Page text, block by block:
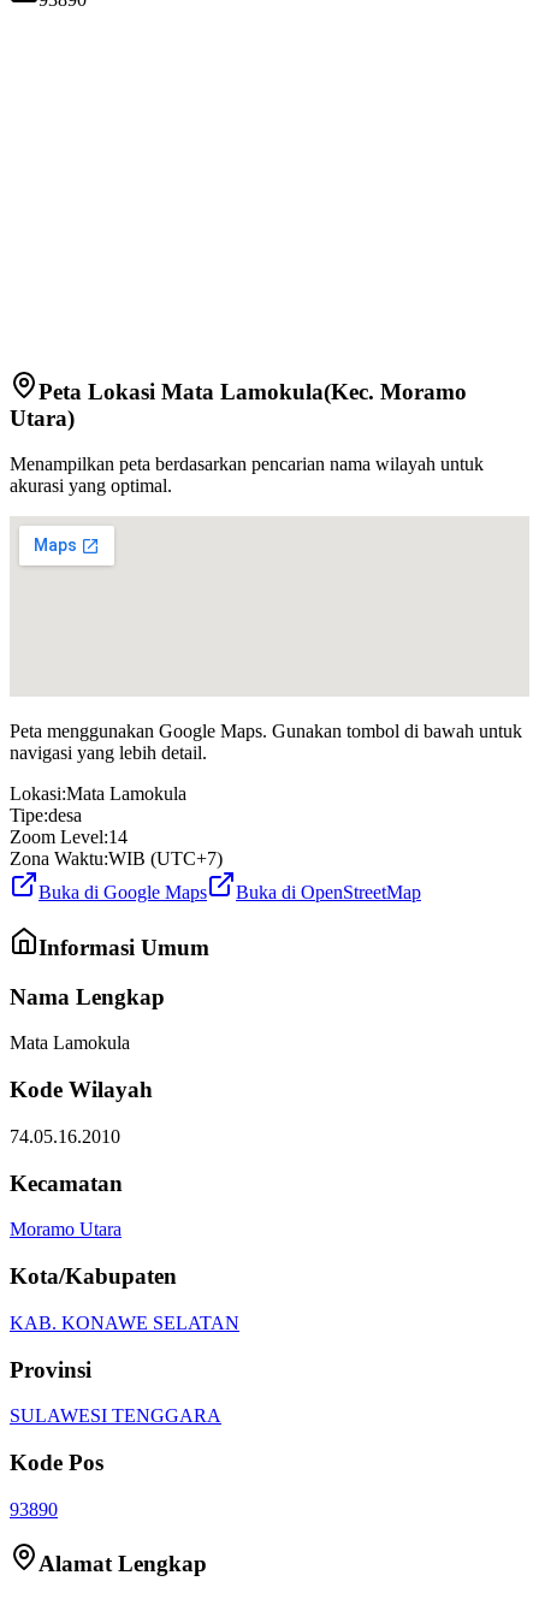
Peta Lokasi Mata Lamokula(Kec. Moramo
Utara)
Menampilkan peta berdasarkan pencarian nama wilayah untuk
akurasi yang optimal.
Peta menggunakan Google Maps. Gunakan tombol di bawah untuk
navigasi yang lebih detail.
Lokasi:Mata Lamokula
Tipe:desa
Zoom Level:14
Zona Waktu:WIB (UTC+7)
Buka di Google Maps
Buka di OpenStreetMap
Informasi Umum
Nama Lengkap
Mata Lamokula
Kode Wilayah
74.05.16.2010
Kecamatan
Moramo Utara
Kota/Kabupaten
KAB. KONAWE SELATAN
Provinsi
SULAWESI TENGGARA
Kode Pos
93890
Alamat Lengkap